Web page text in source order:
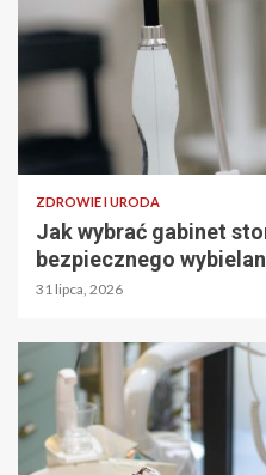
ZDROWIE I URODA
Jak wybrać gabinet
bezpiecznego
31 lipca, 2026